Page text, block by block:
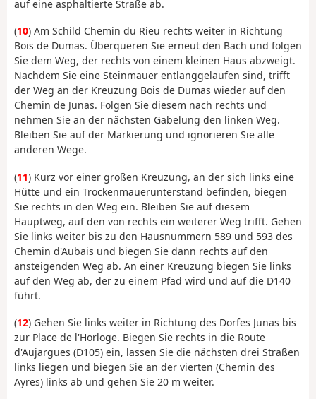
auf eine asphaltierte Straße ab.
(10) Am Schild Chemin du Rieu rechts weiter in Richtung
Bois de Dumas. Überqueren Sie erneut den Bach und folgen
Sie dem Weg, der rechts von einem kleinen Haus abzweigt.
Nachdem Sie eine Steinmauer entlanggelaufen sind, trifft
der Weg an der Kreuzung Bois de Dumas wieder auf den
Chemin de Junas. Folgen Sie diesem nach rechts und
nehmen Sie an der nächsten Gabelung den linken Weg.
Bleiben Sie auf der Markierung und ignorieren Sie alle
anderen Wege.
(11) Kurz vor einer großen Kreuzung, an der sich links eine
Hütte und ein Trockenmauerunterstand befinden, biegen
Sie rechts in den Weg ein. Bleiben Sie auf diesem
Hauptweg, auf den von rechts ein weiterer Weg trifft. Gehen
Sie links weiter bis zu den Hausnummern 589 und 593 des
Chemin d'Aubais und biegen Sie dann rechts auf den
ansteigenden Weg ab. An einer Kreuzung biegen Sie links
auf den Weg ab, der zu einem Pfad wird und auf die D140
führt.
(12) Gehen Sie links weiter in Richtung des Dorfes Junas bis
zur Place de l'Horloge. Biegen Sie rechts in die Route
d'Aujargues (D105) ein, lassen Sie die nächsten drei Straßen
links liegen und biegen Sie an der vierten (Chemin des
Ayres) links ab und gehen Sie 20 m weiter.